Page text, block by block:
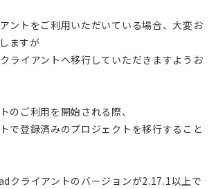
ントをご利用いただいている場合、大変お
ますが
ライアントへ移行していただきますようお
のご利用を開始される際、
で登録済みのプロジェクトを移行すること
クライアントのバージョンが2.17.1以上で